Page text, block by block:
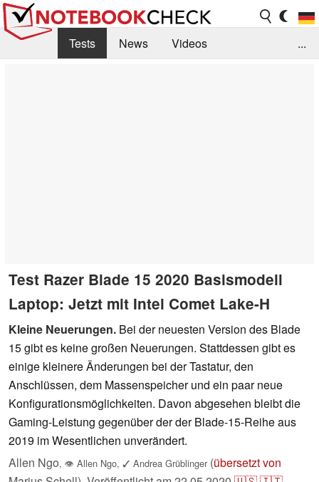
Tests News
Videos
...
Test Razer Blade 15 2020 Basismodell
Laptop: Jetzt mit Intel Comet Lake-H
Kleine Neuerungen. Bei der neuesten Version des Blade
15 gibt es keine großen Neuerungen. Stattdessen gibt es
einige kleinere Änderungen bei der Tastatur, den
Anschlüssen, dem Massenspeicher und ein paar neue
Konfigurationsmöglichkeiten. Davon abgesehen bleibt die
Gaming-Leistung gegenüber der der Blade-15-Reihe aus
2019 im Wesentlichen unverändert.
Allen Ngo, 👁 Allen Ngo, ✓ Andrea Grüblinger (übersetzt von